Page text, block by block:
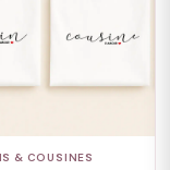
& COUSINES